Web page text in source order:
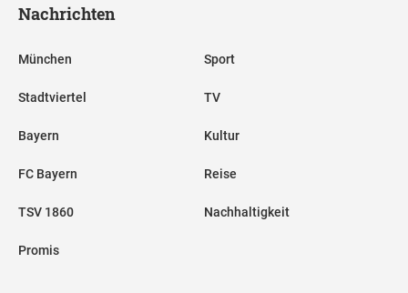
Nachrichten
München
Stadtviertel
Bayern
FC Bayern
TSV 1860
Promis
Sport
TV
Kultur
Reise
Nachhaltigkeit